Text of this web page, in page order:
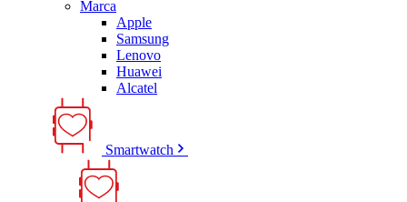
Marca
Apple
Samsung
Lenovo
Huawei
Alcatel
Smartwatch